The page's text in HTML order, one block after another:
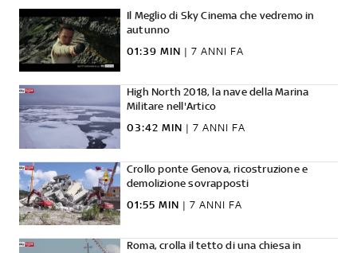
Il Meglio di Sky Cinema che vedremo in
autunno
01:39 MIN | 7 ANNI FA
High North 2018, la nave della Marina
Militare nell'Artico
03:42 MIN | 7 ANNI FA
Crollo ponte Genova, ricostruzione e
demolizione sovrapposti
01:55 MIN | 7 ANNI FA
Roma, crolla il tetto di una chiesa in